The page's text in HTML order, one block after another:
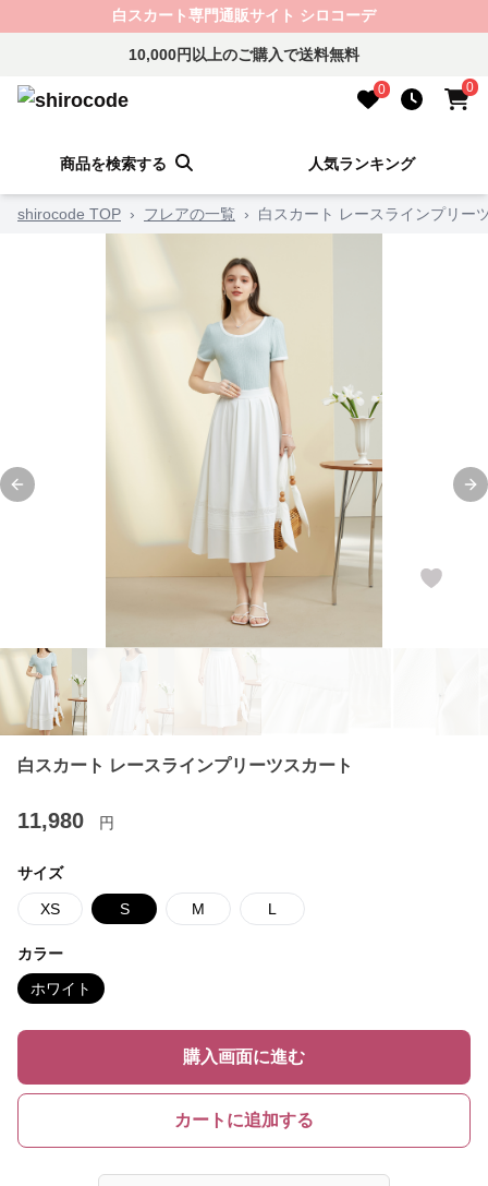
白スカート専門通販サイト シロコーデ
10,000円以上のご購入で送料無料
0 0
商品を検索する 人気ランキング
shirocode TOP › フレアの一覧 › 白スカート レースラインプリー
Previous slide
白スカート レースラインプリーツスカート
11,980 円
サイズ
XS S M L
カラー
ホワイト
購入画面に進む
カートに追加する